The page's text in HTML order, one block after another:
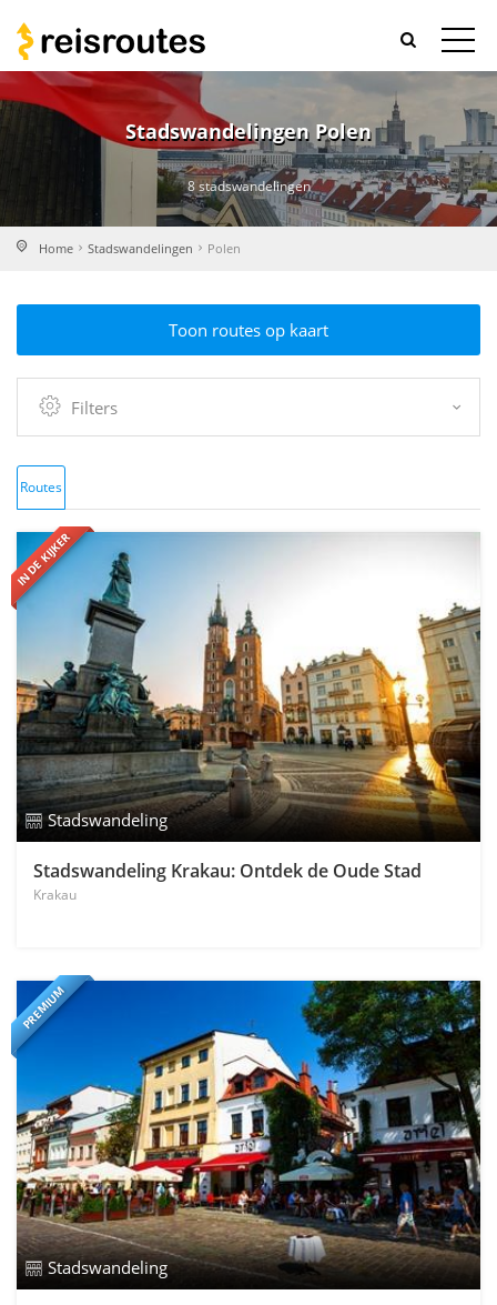
Stadswandelingen Polen
8 stadswandelingen
Home Stadswandelingen Polen
Toon routes op kaart
Filters
Routes
IN DE KIJKER
Stadswandeling
Stadswandeling Krakau: Ontdek de Oude Stad
Krakau
PREMIUM
Stadswandeling